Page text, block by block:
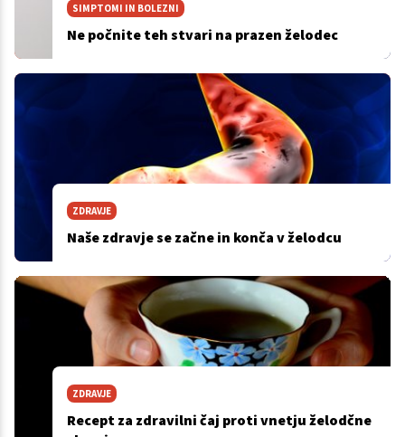
SIMPTOMI IN BOLEZNI
Ne počnite teh stvari na prazen želodec
ZDRAVJE
Naše zdravje se začne in konča v želodcu
ZDRAVJE
Recept za zdravilni čaj proti vnetju želodčne